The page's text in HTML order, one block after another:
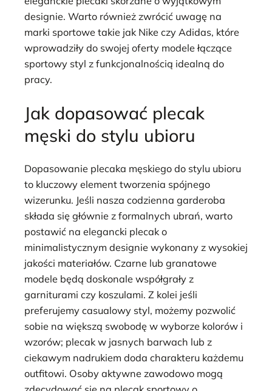
designie. Warto również zwrócić uwagę na
marki sportowe takie jak Nike czy Adidas, które
wprowadziły do swojej oferty modele łączące
sportowy styl z funkcjonalnością idealną do
pracy.
Jak dopasować plecak
męski do stylu ubioru
Dopasowanie plecaka męskiego do stylu ubioru
to kluczowy element tworzenia spójnego
wizerunku. Jeśli nasza codzienna garderoba
składa się głównie z formalnych ubrań, warto
postawić na elegancki plecak o
minimalistycznym designie wykonany z wysokiej
jakości materiałów. Czarne lub granatowe
modele będą doskonale współgrały z
garniturami czy koszulami. Z kolei jeśli
preferujemy casualowy styl, możemy pozwolić
sobie na większą swobodę w wyborze kolorów i
wzorów; plecak w jasnych barwach lub z
ciekawym nadrukiem doda charakteru każdemu
outfitowi. Osoby aktywne zawodowo mogą